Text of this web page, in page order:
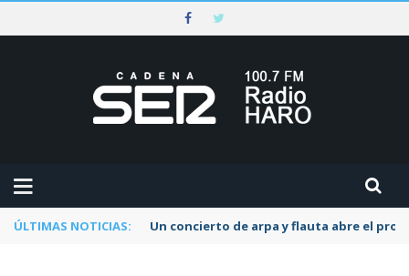
ÚLTIMAS NOTICIAS: Un concierto de arpa y flauta abre el